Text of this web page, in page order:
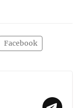
Facebook